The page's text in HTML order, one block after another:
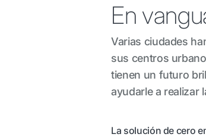
En
Varias ciudades
sus centros
tienen un futuro
ayudarle a realizar
La solución de cero